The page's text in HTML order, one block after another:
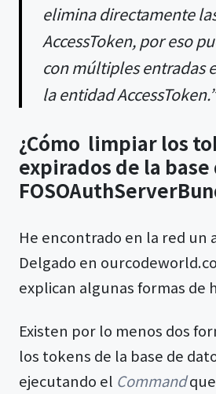
elimina directamente
AccessToken, por eso
con múltiples entradas
la entidad AccessToken.”
¿Cómo limpiar los
expirados de la base
He encontrado en la red un
Delgado en
explican algunas formas de
Existen por lo menos dos
los tokens de la base de
ejecutando el Command